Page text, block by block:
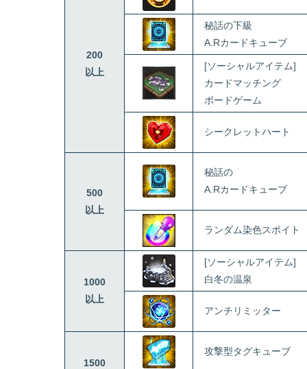
200
以上
秘話の下級
A.Rカードキューブ
[ソーシャルアイテム]
カードマッチング
ボードゲーム
シークレットハート
500
以上
秘話の
A.Rカードキューブ
ランダム染色スポイト
1000
以上
[ソーシャルアイテム]
白冬の温泉
アンチリミッター
1500
攻撃型タグキューブ